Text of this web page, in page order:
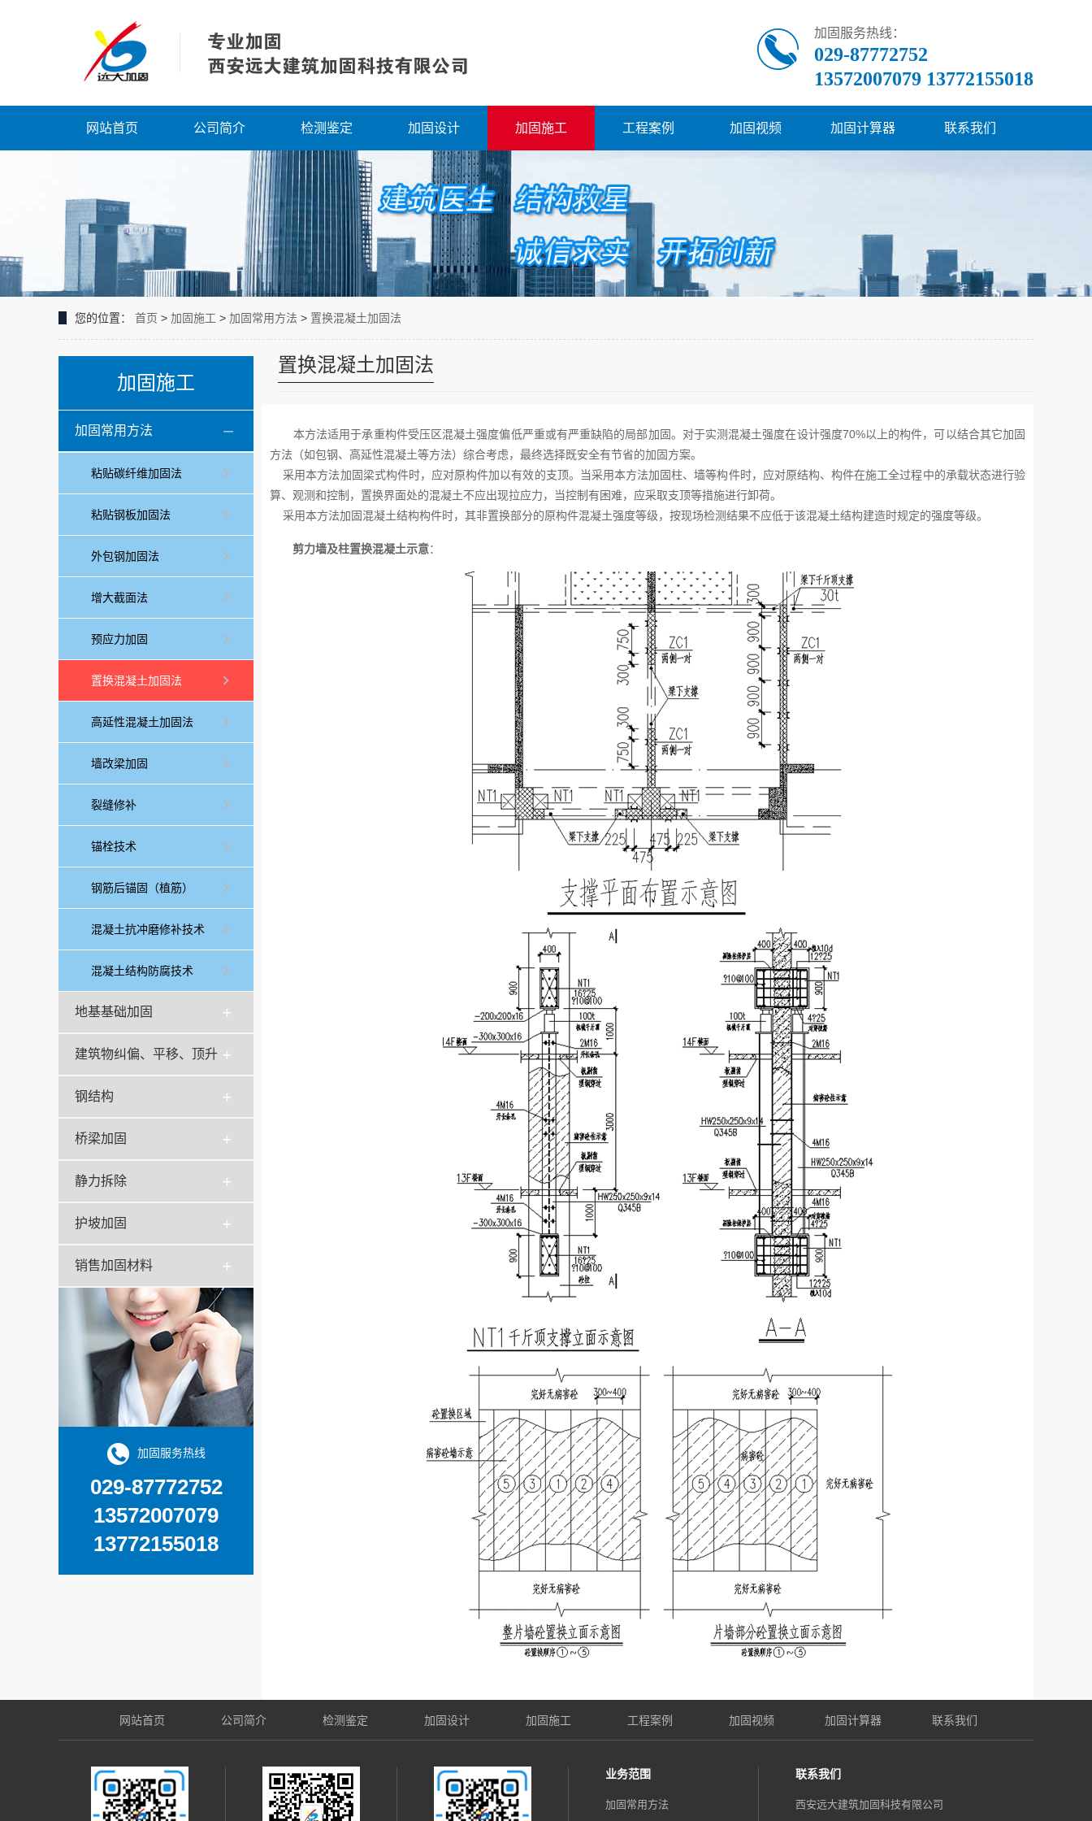
加固服务热线：
029-87772752
13572007079 13772155018
网站首页 公司简介 检测鉴定 加固设计 加固施工 工程案例 加固视频 加固计算器 联系我们
您的位置： 首页 > 加固施工 > 加固常用方法 > 置换混凝土加固法
加固施工
加固常用方法
粘贴碳纤维加固法
粘贴钢板加固法
外包钢加固法
增大截面法
预应力加固
置换混凝土加固法
高延性混凝土加固法
墙改梁加固
裂缝修补
锚栓技术
钢筋后锚固（植筋）
混凝土抗冲磨修补技术
混凝土结构防腐技术
地基基础加固
建筑物纠偏、平移、顶升
钢结构
桥梁加固
静力拆除
护坡加固
销售加固材料
加固服务热线
029-87772752
13572007079
13772155018
置换混凝土加固法
本方法适用于承重构件受压区混凝土强度偏低严重或有严重缺陷的局部加固。对于实测混凝土强度在设计强度70%以上的构件，可以结合其它加固
方法（如包钢、高延性混凝土等方法）综合考虑，最终选择既安全有节省的加固方案。
采用本方法加固梁式构件时，应对原构件加以有效的支顶。当采用本方法加固柱、墙等构件时，应对原结构、构件在施工全过程中的承载状态进行验
算、观测和控制，置换界面处的混凝土不应出现拉应力，当控制有困难，应采取支顶等措施进行卸荷。
采用本方法加固混凝土结构构件时，其非置换部分的原构件混凝土强度等级，按现场检测结果不应低于该混凝土结构建造时规定的强度等级。
剪力墙及柱置换混凝土示意：
网站首页 公司简介 检测鉴定 加固设计 加固施工 工程案例 加固视频 加固计算器 联系我们
业务范围
加固常用方法
联系我们
西安远大建筑加固科技有限公司